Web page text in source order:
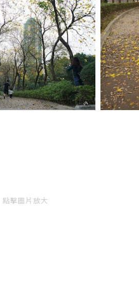
點擊圖片放大